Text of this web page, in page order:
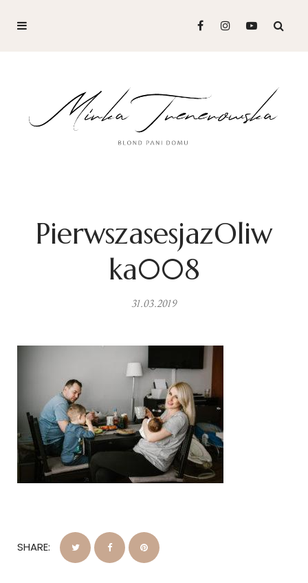
PierwszasesjazOliw
ka008
31.03.2019
SHARE: